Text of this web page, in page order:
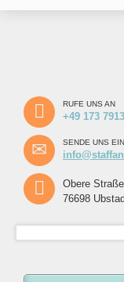
RUFE UNS AN
+49 173
SENDE UNS
Obere
76698